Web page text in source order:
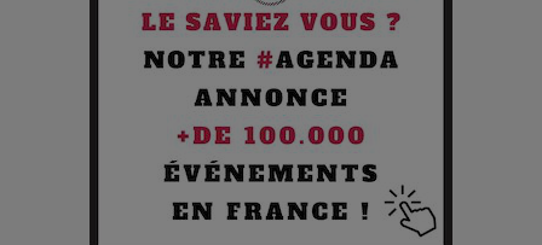
Pourquoi les Petites Entreprises Créatives Deviennent les
Cibles des Hackers
Les 3 meilleures destinations pour des vacances sportives
Quand l'Opéra Rencontre l'IA : Lola Volonakis, l'Artiste du